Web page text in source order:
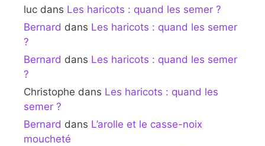
luc dans Les haricots : quand les semer ?
Bernard dans Les haricots : quand les semer
?
Bernard dans Les haricots : quand les semer
?
Christophe dans Les haricots : quand les
semer ?
Bernard dans L’arolle et le casse-noix
moucheté